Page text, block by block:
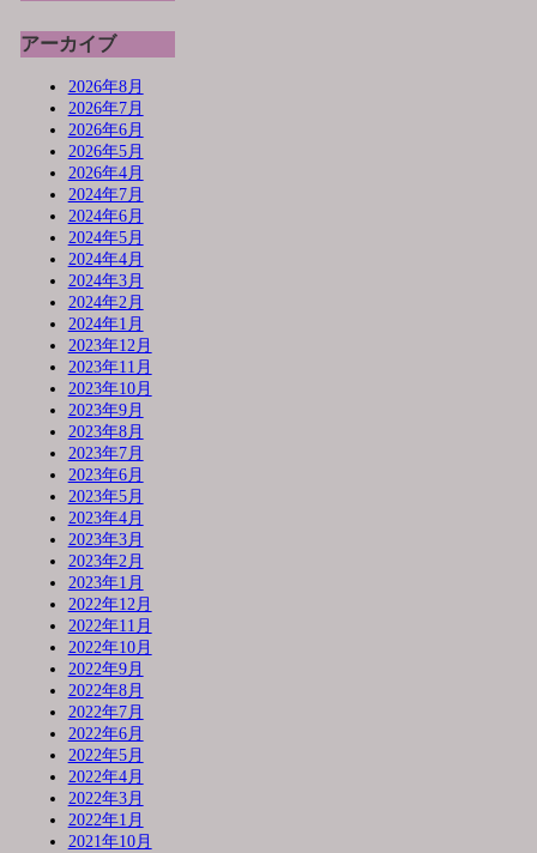
アーカイブ
2026年8月
2026年7月
2026年6月
2026年5月
2026年4月
2024年7月
2024年6月
2024年5月
2024年4月
2024年3月
2024年2月
2024年1月
2023年12月
2023年11月
2023年10月
2023年9月
2023年8月
2023年7月
2023年6月
2023年5月
2023年4月
2023年3月
2023年2月
2023年1月
2022年12月
2022年11月
2022年10月
2022年9月
2022年8月
2022年7月
2022年6月
2022年5月
2022年4月
2022年3月
2022年1月
2021年10月